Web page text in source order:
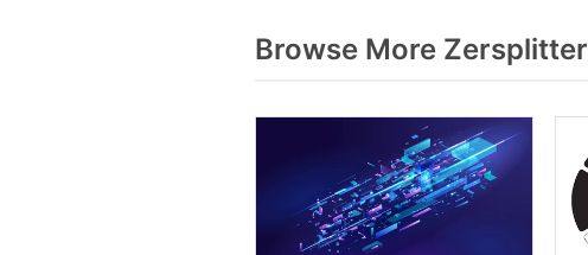
Browse More